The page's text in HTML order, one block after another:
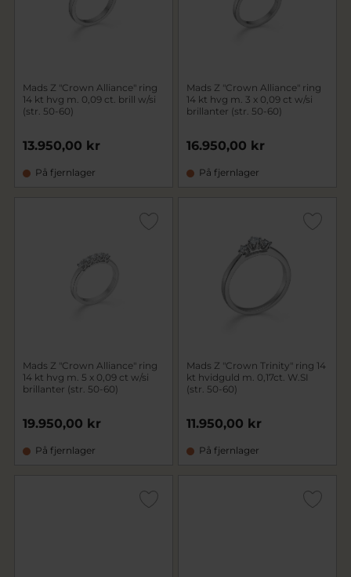
Mads Z "Crown Alliance" ring
14 kt hvg m. 0,09 ct. brill w/si
(str. 50-60)
13.950,00 kr
På fjernlager
Mads Z "Crown Alliance" ring
14 kt hvg m. 3 x 0,09 ct w/si
brillanter (str. 50-60)
16.950,00 kr
På fjernlager
Mads Z "Crown Alliance" ring
14 kt hvg m. 5 x 0,09 ct w/si
brillanter (str. 50-60)
19.950,00 kr
På fjernlager
Mads Z "Crown Trinity" ring 14
kt hvidguld m. 0,17ct. W.SI
(str. 50-60)
11.950,00 kr
På fjernlager